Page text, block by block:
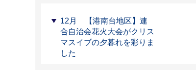
12月 【港南台地区】連
合自治会花火大会がクリス
マスイブの夕暮れを彩りま
した